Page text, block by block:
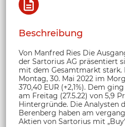
Beschreibung
Von Manfred Ries Die
der Sartorius AG präsentiert
mit dem Gesamtmarkt stark.
Montag, 30. Mai 2022 im
370,40 EUR (+2,1%). Dem
am Freitag (27.5.22) von 5,9
Hintergründe. Die Analysten
Berenberg haben am
Aktien von Sartorius mit „Buy“